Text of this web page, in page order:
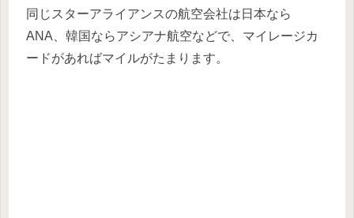
同じスターアライアンスの航空会社は日本なら
ANA、韓国ならアシアナ航空などで、マイレージカ
ードがあればマイルがたまります。